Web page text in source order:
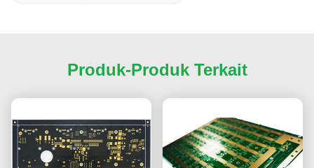
Produk-Produk Terkait